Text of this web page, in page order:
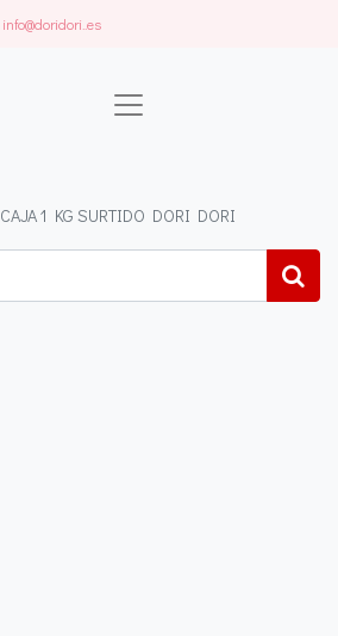
info@doridori..es
CAJA 1 KG SURTIDO DORI DORI